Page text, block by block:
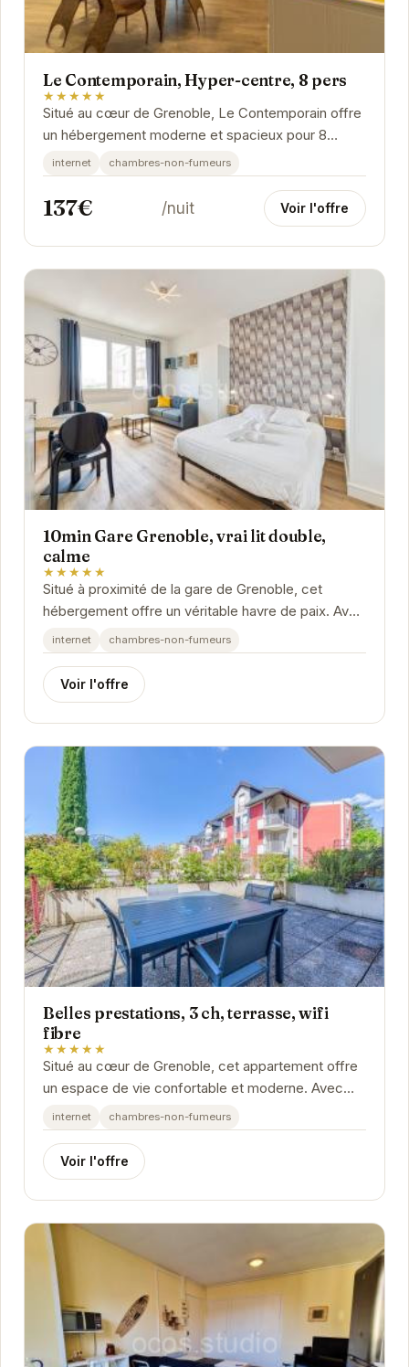
Le Contemporain, Hyper-centre, 8 pers
★★★★★
Situé au cœur de Grenoble, Le Contemporain offre
un hébergement moderne et spacieux pour 8
personnes. Avec son emplacement privilégié,
vous...
internet chambres-non-fumeurs
137€ /nuit Voir l'offre
10min Gare Grenoble, vrai lit double,
calme
★★★★★
Situé à proximité de la gare de Grenoble, cet
hébergement offre un véritable havre de paix. Avec
un lit double confortable, il est idéal pour...
internet chambres-non-fumeurs
Voir l'offre
Belles prestations, 3 ch, terrasse, wifi
fibre
★★★★★
Situé au cœur de Grenoble, cet appartement offre
un espace de vie confortable et moderne. Avec
ses trois chambres, sa terrasse et sa connexion
wifi...
internet chambres-non-fumeurs
Voir l'offre